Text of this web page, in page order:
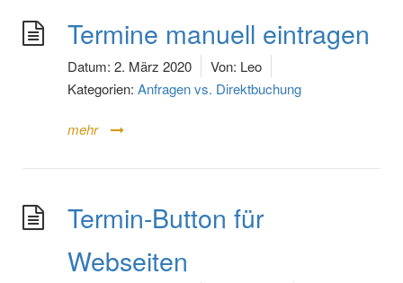
Termine manuell eintragen
Datum: 2. März 2020 Von: Leo
Kategorien: Anfragen vs. Direktbuchung
mehr
Termin-Button für
Webseiten